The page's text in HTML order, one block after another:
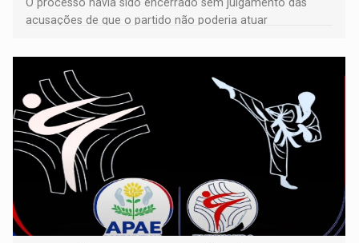
acusações de que o partido não poderia atuar